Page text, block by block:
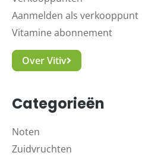
Aanmelden als verkooppunt
Vitamine abonnement
Over Vitiv
Categorieën
Noten
Zuidvruchten